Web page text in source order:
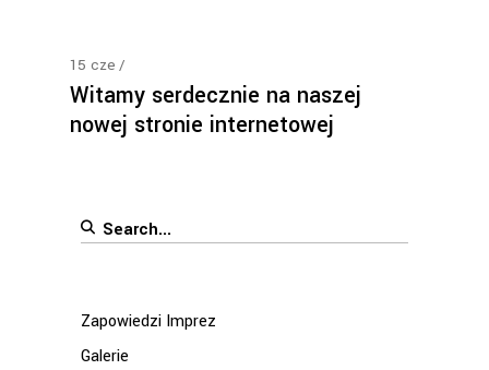
15 cze
Witamy serdecznie na naszej
nowej stronie internetowej
Search
Zapowiedzi Imprez
Galerie